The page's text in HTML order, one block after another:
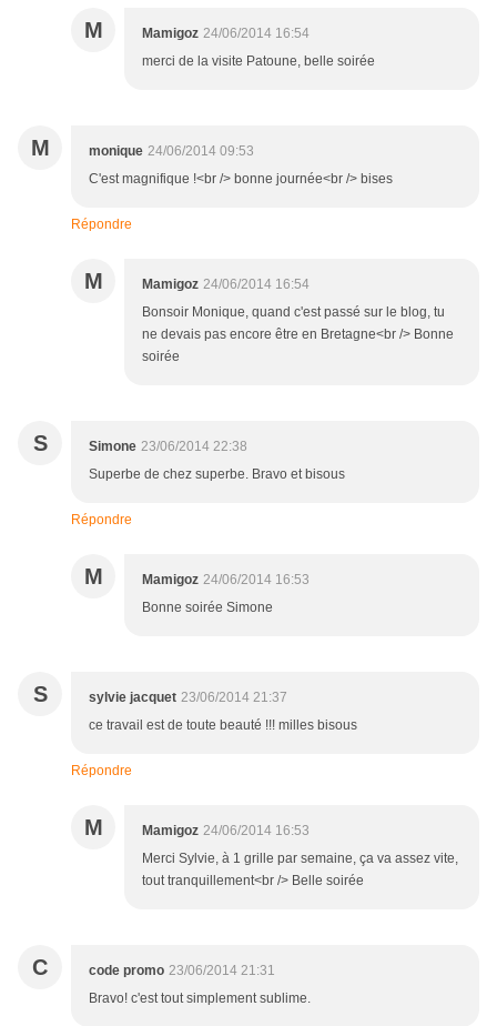
M Mamigoz 24/06/2014 16:54
merci de la visite Patoune, belle soirée
M monique 24/06/2014 09:53
C'est magnifique !<br /> bonne journée<br /> bises
Répondre
M Mamigoz 24/06/2014 16:54
Bonsoir Monique, quand c'est passé sur le blog, tu
ne devais pas encore être en Bretagne<br /> Bonne
soirée
S Simone 23/06/2014 22:38
Superbe de chez superbe. Bravo et bisous
Répondre
M Mamigoz 24/06/2014 16:53
Bonne soirée Simone
S sylvie jacquet 23/06/2014 21:37
ce travail est de toute beauté !!! milles bisous
Répondre
M Mamigoz 24/06/2014 16:53
Merci Sylvie, à 1 grille par semaine, ça va assez vite,
tout tranquillement<br /> Belle soirée
C code promo 23/06/2014 21:31
Bravo! c'est tout simplement sublime.